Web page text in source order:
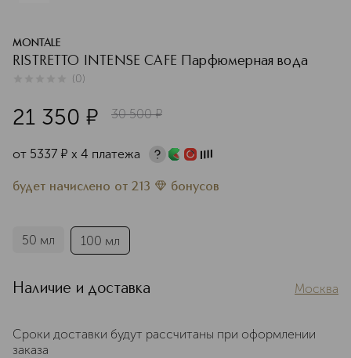
MONTALE
RISTRETTO INTENSE CAFE Парфюмерная вода
(0)
21 350 ¤ 30 500 ¤
от 5337 ¤ х 4 платежа
будет начислено от 213 бонусов
50 мл 100 мл
Наличие и доставка Москва
Сроки доставки будут рассчитаны при оформлении
заказа